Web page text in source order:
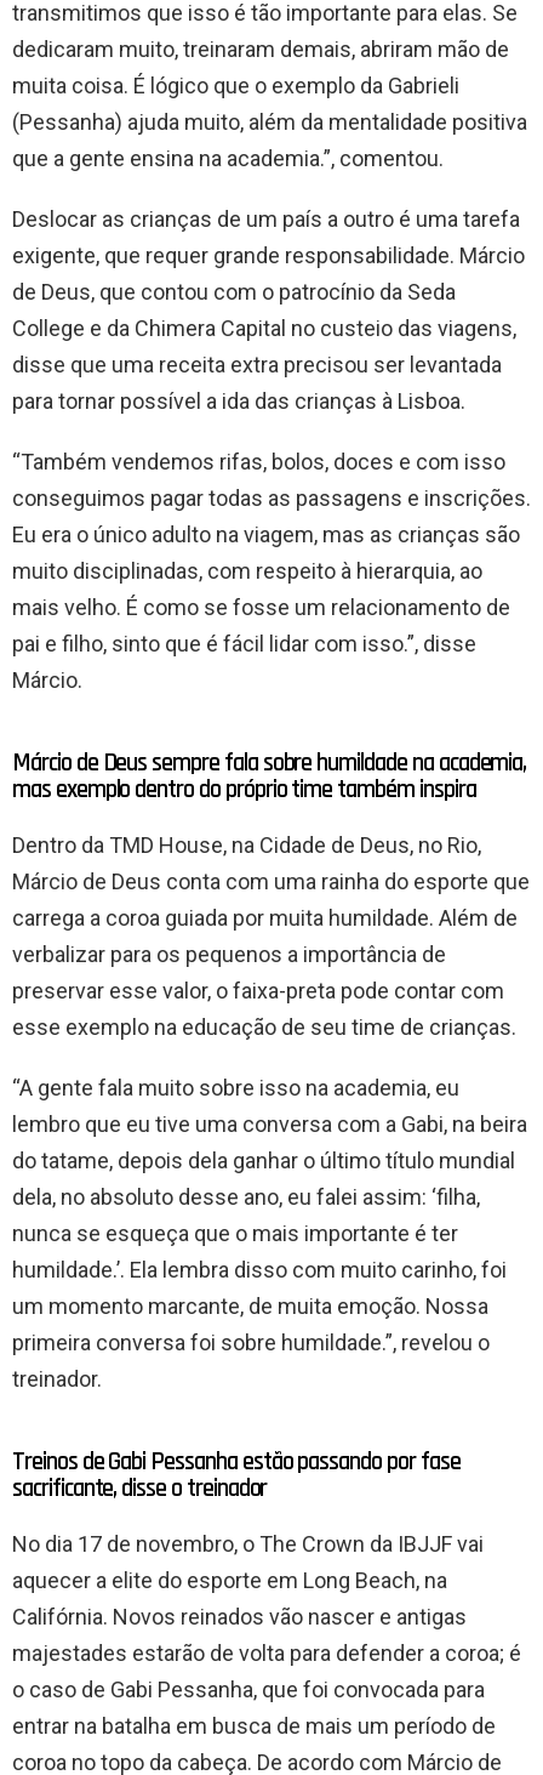
transmitimos que isso é tão importante para elas. Se
dedicaram muito, treinaram demais, abriram mão de
muita coisa. É lógico que o exemplo da Gabrieli
(Pessanha) ajuda muito, além da mentalidade positiva
que a gente ensina na academia.”, comentou.
Deslocar as crianças de um país a outro é uma tarefa
exigente, que requer grande responsabilidade. Márcio
de Deus, que contou com o patrocínio da Seda
College e da Chimera Capital no custeio das viagens,
disse que uma receita extra precisou ser levantada
para tornar possível a ida das crianças à Lisboa.
“Também vendemos rifas, bolos, doces e com isso
conseguimos pagar todas as passagens e inscrições.
Eu era o único adulto na viagem, mas as crianças são
muito disciplinadas, com respeito à hierarquia, ao
mais velho. É como se fosse um relacionamento de
pai e filho, sinto que é fácil lidar com isso.”, disse
Márcio.
Márcio de Deus sempre fala sobre humildade na academia,
mas exemplo dentro do próprio time também inspira
Dentro da TMD House, na Cidade de Deus, no Rio,
Márcio de Deus conta com uma rainha do esporte que
carrega a coroa guiada por muita humildade. Além de
verbalizar para os pequenos a importância de
preservar esse valor, o faixa-preta pode contar com
esse exemplo na educação de seu time de crianças.
“A gente fala muito sobre isso na academia, eu
lembro que eu tive uma conversa com a Gabi, na beira
do tatame, depois dela ganhar o último título mundial
dela, no absoluto desse ano, eu falei assim: ‘filha,
nunca se esqueça que o mais importante é ter
humildade.’. Ela lembra disso com muito carinho, foi
um momento marcante, de muita emoção. Nossa
primeira conversa foi sobre humildade.”, revelou o
treinador.
Treinos de Gabi Pessanha estão passando por fase
sacrificante, disse o treinador
No dia 17 de novembro, o The Crown da IBJJF vai
aquecer a elite do esporte em Long Beach, na
Califórnia. Novos reinados vão nascer e antigas
majestades estarão de volta para defender a coroa; é
o caso de Gabi Pessanha, que foi convocada para
entrar na batalha em busca de mais um período de
coroa no topo da cabeça. De acordo com Márcio de